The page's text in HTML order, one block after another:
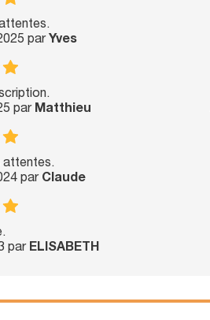
par Yves
par Matthieu
attentes.
par Claude
par ELISABETH